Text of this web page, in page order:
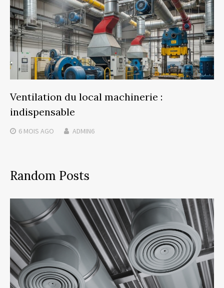
Ventilation du local machinerie :
indispensable
6 MOIS AGO ADMIN6
Random Posts